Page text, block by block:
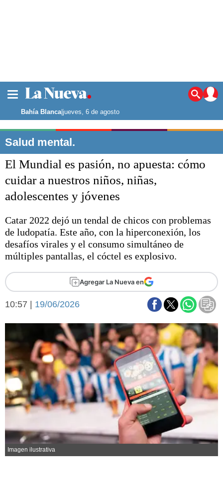
Noticias
La ciudad
Punta Alta
El mundo
Seguridad
Opinión
Escenario Olímpico
Liga del Sur
Básquetbol
Fútbol
Federal A
Arte y cultura
Cines
Economía y campo
Economía y finanzas
Con el campo
Espacio empresas
Sociedad y tiempo
libre
Sociedad
Tecnología
Turismo
Salud
Es viral
El tiempo
Clasificados
Horóscopo
Bahía Blanca|jueves, 6 de agosto
Salud mental.
El Mundial es pasión, no apuesta: cómo
cuidar a nuestros niños, niñas,
adolescentes y jóvenes
Catar 2022 dejó un tendal de chicos con problemas
de ludopatía. Este año, con la hiperconexión, los
desafíos virales y el consumo simultáneo de
múltiples pantallas, el cóctel es explosivo.
Agregar La Nueva en
10:57 | 19/06/2026
Imagen ilustrativa